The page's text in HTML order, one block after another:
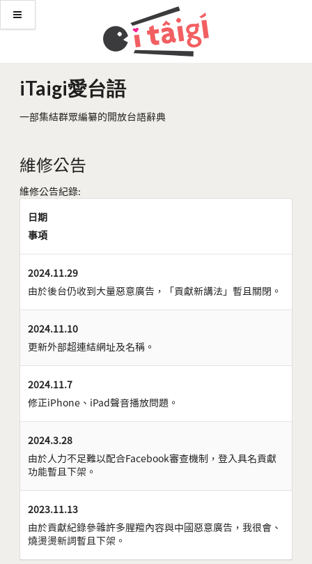
iTaigi愛台語
一部集結群眾編纂的開放台語辭典
維修公告
維修公告紀錄:
日期
事項
2024.11.29
由於後台仍收到大量惡意廣告，「貢獻新講法」暫且關閉。
2024.11.10
更新外部超連結網址及名稱。
2024.11.7
修正iPhone、iPad聲音播放問題。
2024.3.28
由於人力不足難以配合Facebook審查機制，登入具名貢獻
功能暫且下架。
2023.11.13
由於貢獻紀錄參雜許多腥羶內容與中國惡意廣告，我很會、
燒燙燙新詞暫且下架。